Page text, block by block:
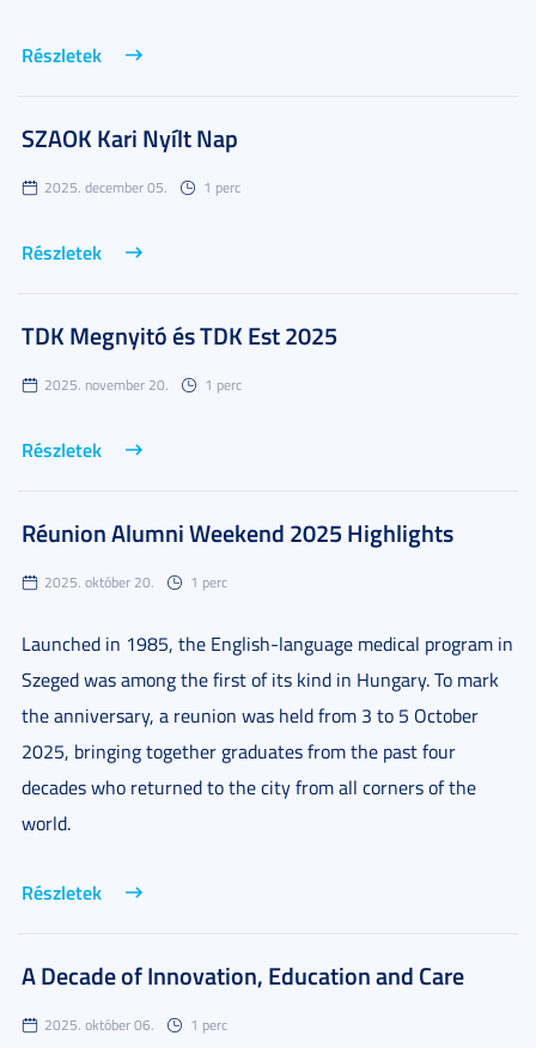
Részletek
SZAOK Kari Nyílt Nap
2025. december 05. 1 perc
Részletek
TDK Megnyitó és TDK Est 2025
2025. november 20. 1 perc
Részletek
Réunion Alumni Weekend 2025 Highlights
2025. október 20. 1 perc
Launched in 1985, the English-language medical program in
Szeged was among the first of its kind in Hungary. To mark
the anniversary, a reunion was held from 3 to 5 October
2025, bringing together graduates from the past four
decades who returned to the city from all corners of the
world.
Részletek
A Decade of Innovation, Education and Care
2025. október 06. 1 perc